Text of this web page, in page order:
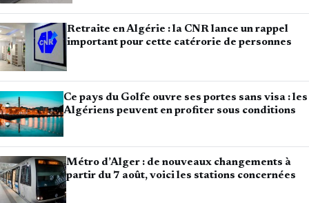
Retraite en Algérie : la CNR lance un rappel
important pour cette catérorie de personnes
Ce pays du Golfe ouvre ses portes sans visa : les
Algériens peuvent en profiter sous conditions
Métro d’Alger : de nouveaux changements à
partir du 7 août, voici les stations concernées